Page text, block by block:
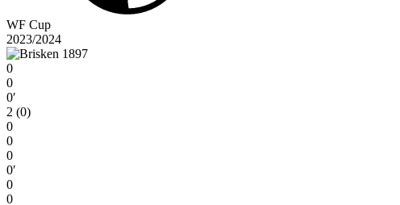
WF Cup
2023/2024
0
0
0′
2 (0)
0
0
0
0′
0
0